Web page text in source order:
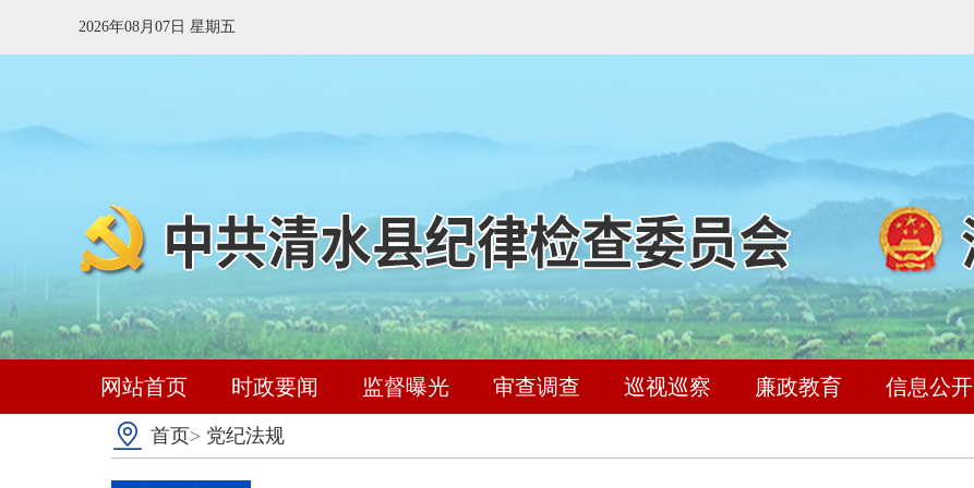
2026年08月07日 星期五
网站首页 时政要闻 监督曝光 审查调查 巡视巡察 廉政教育 信息公开
首页> 党纪法规